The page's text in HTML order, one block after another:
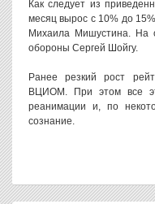
Как следует из
месяц вырос с 10% до
Михаила Мишустина. На
обороны Сергей Шойгу.
Ранее резкий рост
ВЦИОМ. При этом все
реанимации и, по
сознание.